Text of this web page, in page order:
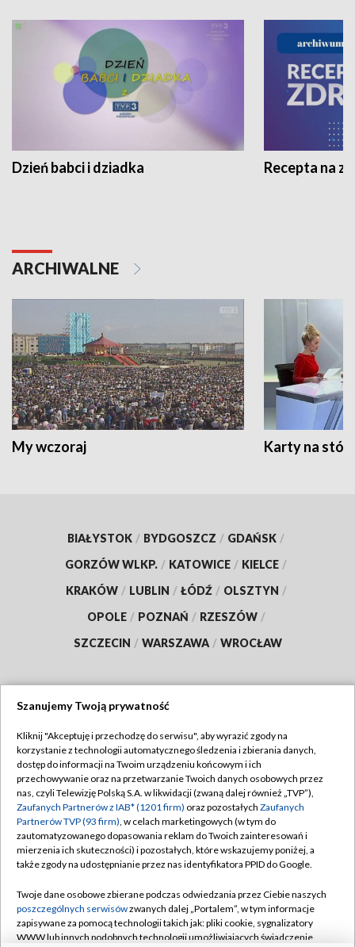
Dzień babci i dziadka Recepta na
ARCHIWALNE
My wczoraj Karty na
BIAŁYSTOK / BYDGOSZCZ / GDAŃSK /
GORZÓW WLKP. / KATOWICE / KIELCE /
KRAKÓW / LUBLIN / ŁÓDŹ / OLSZTYN /
OPOLE / POZNAŃ / RZESZÓW /
SZCZECIN / WARSZAWA / WROCŁAW
TVP
Abonament TVP
Emisja w TVP
Centrum informacji TVP
Naziemna Telewizja Cyfrowa
Rada Programowa
System NOS
Regulamin TVP
Polityka prywatności
Moje zgody
Pomoc
Kontakt
Szanujemy Twoją prywatność
Kliknij "Akceptuję i przechodzę do serwisu", aby wyrazić zgody na
korzystanie z technologii automatycznego śledzenia i zbierania danych,
dostęp do informacji na Twoim urządzeniu końcowym i ich
przechowywanie oraz na przetwarzanie Twoich danych osobowych przez
nas, czyli Telewizję Polską S.A. w likwidacji (zwaną dalej również „TVP”),
Zaufanych Partnerów z IAB* (1201 firm) oraz pozostałych Zaufanych
Partnerów TVP (93 firm), w celach marketingowych (w tym do
zautomatyzowanego dopasowania reklam do Twoich zainteresowań i
mierzenia ich skuteczności) i pozostałych, które wskazujemy poniżej, a
także zgody na udostępnianie przez nas identyfikatora PPID do Google.
Twoje dane osobowe zbierane podczas odwiedzania przez Ciebie naszych
poszczególnych serwisówzwanych dalej „Portalem”, w tym informacje
zapisywane za pomocą technologii takich jak: pliki cookie, sygnalizatory
WWW lub innych podobnych technologii umożliwiających świadczenie